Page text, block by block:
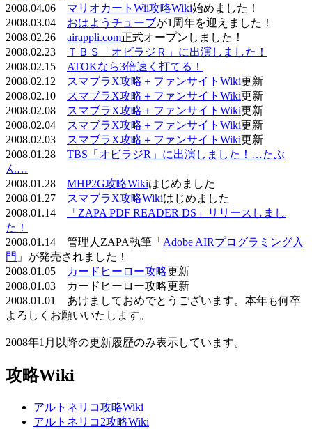
2008.04.06 マリオカートWii攻略Wiki始めました！
2008.03.04 おはようチューブが1周年を迎えました！
2008.02.26 airappli.com正式オープンしました！
2008.02.23
ＴＢＳ「オビラジＲ」に出演しました！
2008.02.15 ATOKなら3倍速く打てる！
2008.02.12
スマブラX攻略＋ファンサイトWiki更新
2008.02.10
スマブラX攻略＋ファンサイトWiki更新
2008.02.08
スマブラX攻略＋ファンサイトWiki更新
2008.02.04
スマブラX攻略＋ファンサイトWiki更新
2008.02.03
スマブラX攻略＋ファンサイトWiki更新
2008.01.28 TBS「オビラジR」に出演しました！…たぶ
ん…
2008.01.28 MHP2G攻略Wikiはじめました
2008.01.27
スマブラX攻略Wikiはじめました
2008.01.14
「ZAPA PDF READER DS」リリースしまし
た！
2008.01.14 管理人ZAPA執筆「 Adobe AIRプログラミング入
門 」が発売されました！
2008.01.05
カードヒーロー攻略更新
2008.01.03 カードヒーロー攻略更新
2008.01.01 あけましておめでとうございます。本年も何卒
よろしくお願いいたします。
2008年1月以降の更新履歴のみ表示しています。
攻略Wiki
アルトネリコ攻略Wiki
アルトネリコ2攻略Wiki